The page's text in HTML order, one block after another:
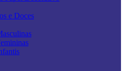
e Doces